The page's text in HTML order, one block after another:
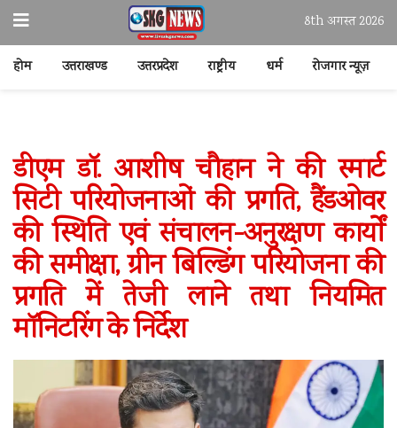
8th अगस्त 2026
होम उत्तराखण्ड उत्तरप्रदेश राष्ट्रीय धर्म रोजगार न्यूज़
डीएम डॉ. आशीष चौहान ने की स्मार्ट
सिटी परियोजनाओं की प्रगति, हैंडओवर
की स्थिति एवं संचालन-अनुरक्षण कार्यों
की समीक्षा, ग्रीन बिल्डिंग परियोजना की
प्रगति में तेजी लाने तथा नियमित
मॉनिटरिंग के निर्देश